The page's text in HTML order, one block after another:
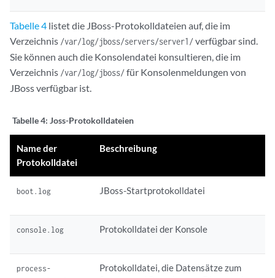
Tabelle 4 listet die JBoss-Protokolldateien auf, die im
Verzeichnis /var/log/jboss/servers/server1/verfügbar sind.
Sie können auch die Konsolendatei konsultieren, die im
Verzeichnis /var/log/jboss/für Konsolenmeldungen von
JBoss verfügbar ist.
Tabelle 4: Joss-Protokolldateien
Name der
Protokolldatei
Beschreibung
boot.log JBoss-Startprotokolldatei
console.log Protokolldatei der Konsole
process-
Protokolldatei, die Datensätze zum